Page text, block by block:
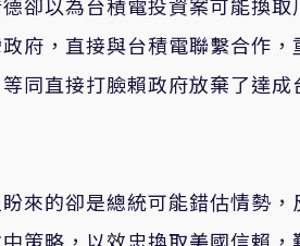
府，直接與台積電聯繫合作，
同直接打臉賴政府放棄了達成
來的卻是總統可能錯估情勢，